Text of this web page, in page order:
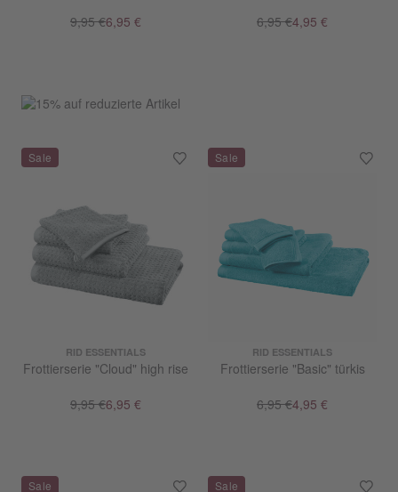
9,95 €6,95 €
6,95 €4,95 €
RID ESSENTIALS
Frottierserie "Cloud" high rise
9,95 €6,95 €
RID ESSENTIALS
Frottierserie "Basic" türkis
6,95 €4,95 €